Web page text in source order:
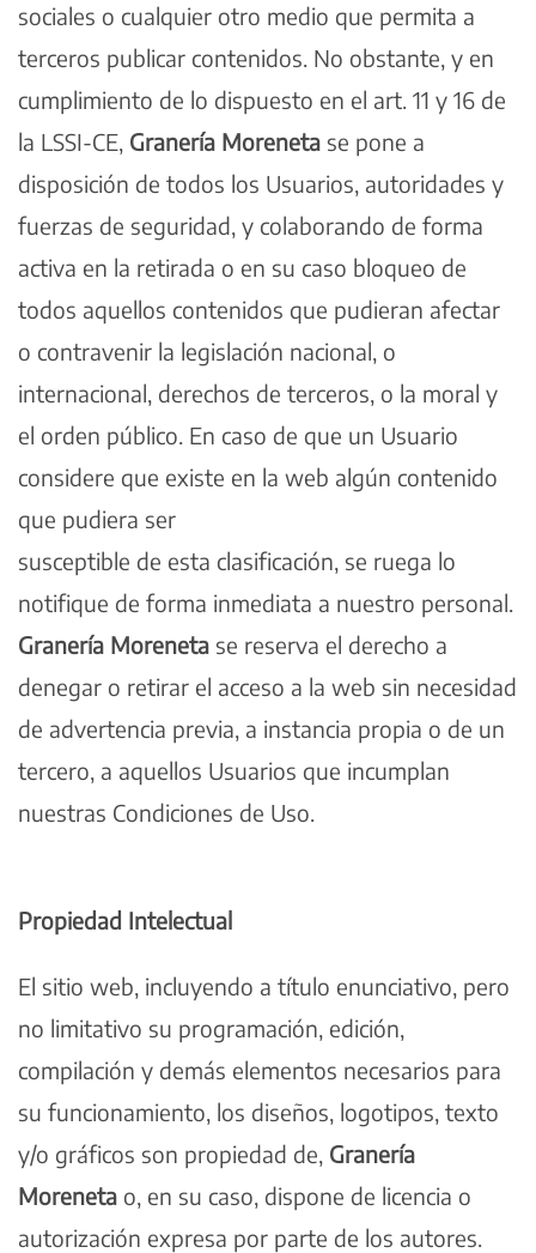
sociales o cualquier otro medio que permita a
terceros publicar contenidos. No obstante, y en
cumplimiento de lo dispuesto en el art. 11 y 16 de
la LSSI-CE, Granería Moreneta se pone a
disposición de todos los Usuarios, autoridades y
fuerzas de seguridad, y colaborando de forma
activa en la retirada o en su caso bloqueo de
todos aquellos contenidos que pudieran afectar
o contravenir la legislación nacional, o
internacional, derechos de terceros, o la moral y
el orden público. En caso de que un Usuario
considere que existe en la web algún contenido
que pudiera ser
susceptible de esta clasificación, se ruega lo
notifique de forma inmediata a nuestro personal.
Granería Moreneta se reserva el derecho a
denegar o retirar el acceso a la web sin necesidad
de advertencia previa, a instancia propia o de un
tercero, a aquellos Usuarios que incumplan
nuestras Condiciones de Uso.
Propiedad Intelectual
El sitio web, incluyendo a título enunciativo, pero
no limitativo su programación, edición,
compilación y demás elementos necesarios para
su funcionamiento, los diseños, logotipos, texto
y/o gráficos son propiedad de, Granería
Moreneta o, en su caso, dispone de licencia o
autorización expresa por parte de los autores.